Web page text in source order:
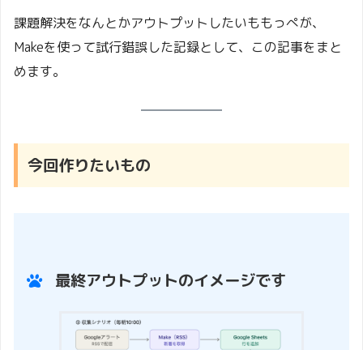
課題解決をなんとかアウトプットしたいももっぺが、
Makeを使って試行錯誤した記録として、この記事をまと
めます。
今回作りたいもの
最終アウトプットのイメージです